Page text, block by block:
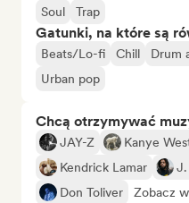
Soul
Trap
Gatunki, na które są
Beats/Lo-fi Chill Drum
Urban pop
Chcą otrzymywać
JAY-Z Kanye
Kendrick Lamar
J.
Don Toliver
Zobacz